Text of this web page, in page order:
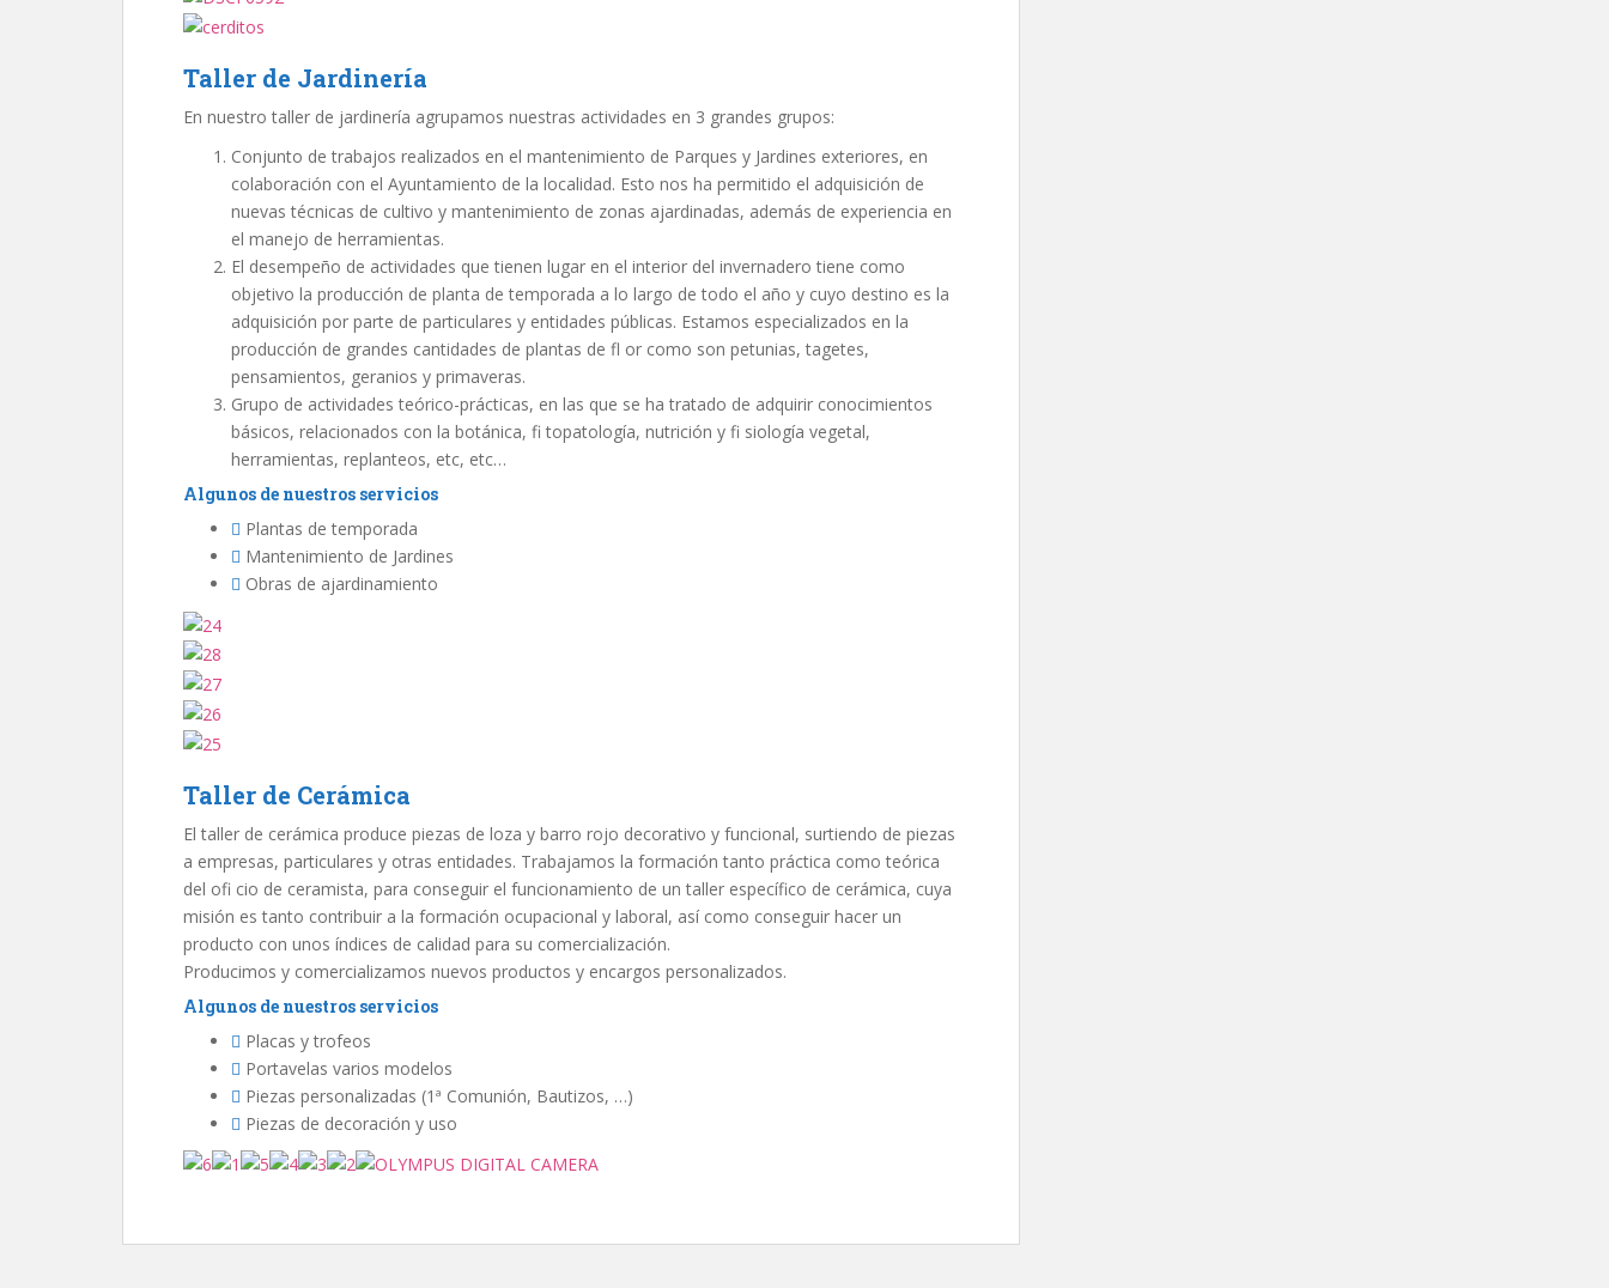
Taller de Jardinería
En nuestro taller de jardinería agrupamos nuestras actividades en 3 grandes grupos:
Conjunto de trabajos realizados en el mantenimiento de Parques y Jardines exteriores, en
colaboración con el Ayuntamiento de la localidad. Esto nos ha permitido el adquisición de
nuevas técnicas de cultivo y mantenimiento de zonas ajardinadas, además de experiencia en
el manejo de herramientas.
El desempeño de actividades que tienen lugar en el interior del invernadero tiene como
objetivo la producción de planta de temporada a lo largo de todo el año y cuyo destino es la
adquisición por parte de particulares y entidades públicas. Estamos especializados en la
producción de grandes cantidades de plantas de fl or como son petunias, tagetes,
pensamientos, geranios y primaveras.
Grupo de actividades teórico-prácticas, en las que se ha tratado de adquirir conocimientos
básicos, relacionados con la botánica, fi topatología, nutrición y fi siología vegetal,
herramientas, replanteos, etc, etc…
Algunos de nuestros servicios
Plantas de temporada
Mantenimiento de Jardines
Obras de ajardinamiento
Taller de Cerámica
El taller de cerámica produce piezas de loza y barro rojo decorativo y funcional, surtiendo de piezas
a empresas, particulares y otras entidades. Trabajamos la formación tanto práctica como teórica
del ofi cio de ceramista, para conseguir el funcionamiento de un taller específico de cerámica, cuya
misión es tanto contribuir a la formación ocupacional y laboral, así como conseguir hacer un
producto con unos índices de calidad para su comercialización.
Producimos y comercializamos nuevos productos y encargos personalizados.
Algunos de nuestros servicios
Placas y trofeos
Portavelas varios modelos
Piezas personalizadas (1ª Comunión, Bautizos, …)
Piezas de decoración y uso